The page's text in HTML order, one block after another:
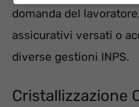
domanda del
assicurativi versati o
diverse gestioni INPS.
Cristallizzazione